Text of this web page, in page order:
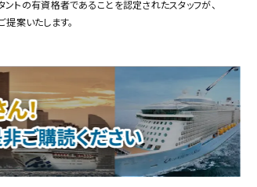
トの有資格者であることを認定されたスタッフが、
案いたします。